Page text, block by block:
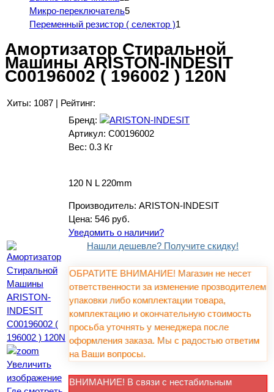
Микро-переключатель5
Переменный резистор ( селектор )1
Амортизатор Стиральной
Машины ARISTON-INDESIT
C00196002 ( 196002 ) 120N
Хиты: 1087 | Рейтинг:
Увеличить
изображение
Бренд:
Артикул: C00196002
Вес: 0.3 Кг
120 N L 220mm
Производитель: ARISTON-INDESIT
Цена: 546 руб.
Уведомить о наличии?
Нашли дешевле? Получите скидку!
ОБРАТИТЕ ВНИМАНИЕ! Магазин не несет
ответственности за изменение прозводителем
упаковки либо комплектации товара,
комплектацию и окончательную стоимость
просьба уточнять у менеджера после
оформления заказа. Мы с радостью ответим
на Ваши вопросы.
ВНИМАНИЕ! В связи с нестабильным